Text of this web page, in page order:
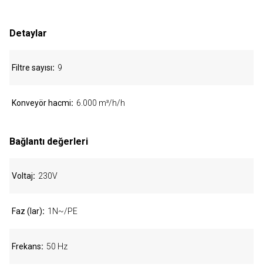
Detaylar
Filtre sayısı 9
Konveyör hacmi 6.000 m³/h/h
Bağlantı değerleri
Voltaj 230V
Faz (lar) 1N~/PE
Frekans 50 Hz